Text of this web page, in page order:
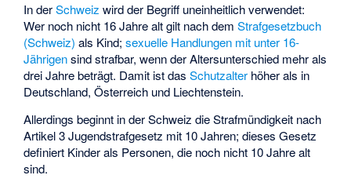
In derSchweiz wird der Begriff uneinheitlich verwendet:
Wer noch nicht 16 Jahre alt gilt nach demStrafgesetzbuch
(Schweiz) als Kind;sexuelle Handlungen mit unter 16-
Jährigensind strafbar, wenn der Altersunterschied mehr als
drei Jahre beträgt. Damit ist dasSchutzalter höher als in
Deutschland, Österreich und Liechtenstein.
Allerdings beginnt in der Schweiz die Strafmündigkeit nach
Artikel 3Jugendstrafgesetz mit 10 Jahren; dieses Gesetz
definiert Kinder als Personen, die noch nicht 10 Jahre alt
sind.